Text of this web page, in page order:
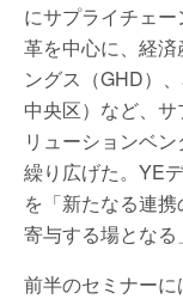
にサプライチェ
革を中心に、経
ングス（GHD）
中央区）など、
リューションベ
繰り広げた。YE
を「新たなる連
寄与する場となる
前半のセミナー